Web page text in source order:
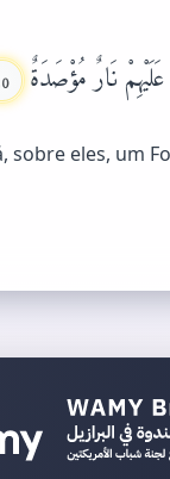
عَلَيْهِمْ نَارٌ مُؤْصَدَةٌ
sobre eles, um